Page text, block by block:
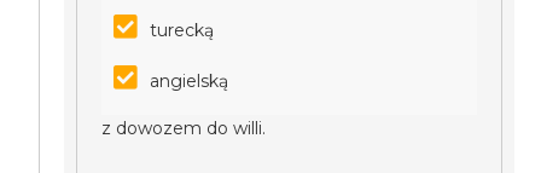
turecką
angielską
z dowozem do willi.